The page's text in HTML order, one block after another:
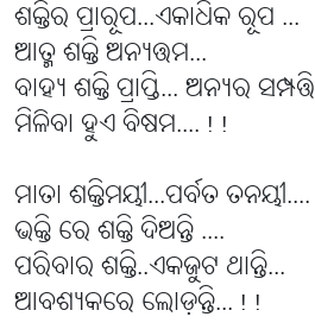
ଶକ୍ତିର ପ୍ରାରୂପ...ଏକାଧିକ ରୂପ ...
ଆତ୍ମ ଶକ୍ତି ଅନ୍ୟତ୍ତମ...
ବାହ୍ୟ ଶକ୍ତି ପ୍ରାପ୍ତି... ଅନ୍ୟର ସମ୍ପତ୍ତି
ମିଳିବା ହୁଏ ବିଷମ....!!
ମାତା ଶକ୍ତିମୟୀ...ପର୍ବତ ତନୟୀ....
ଭକ୍ତି ରେ ଶକ୍ତି ଦିଅନ୍ତି ....
ପରିବାର ଶକ୍ତି..ଏକଜୁଟ ଥାନ୍ତି...
ଆବଶ୍ୟକରେ ଲୋଡ଼ନ୍ତି...!!